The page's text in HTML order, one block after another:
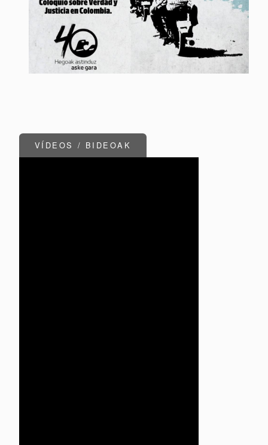
VÍDEOS / BIDEOAK